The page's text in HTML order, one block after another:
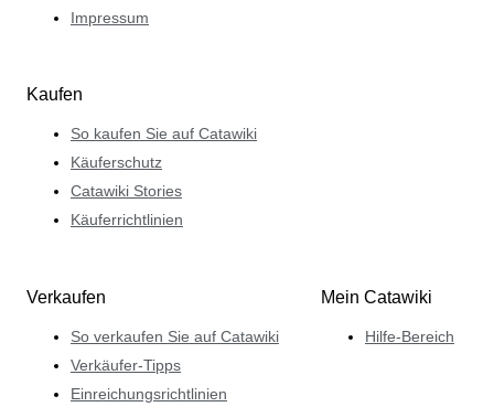
Impressum
Kaufen
So kaufen Sie auf Catawiki
Käuferschutz
Catawiki Stories
Käuferrichtlinien
Verkaufen
So verkaufen Sie auf Catawiki
Verkäufer-Tipps
Einreichungsrichtlinien
Mein Catawiki
Hilfe-Bereich